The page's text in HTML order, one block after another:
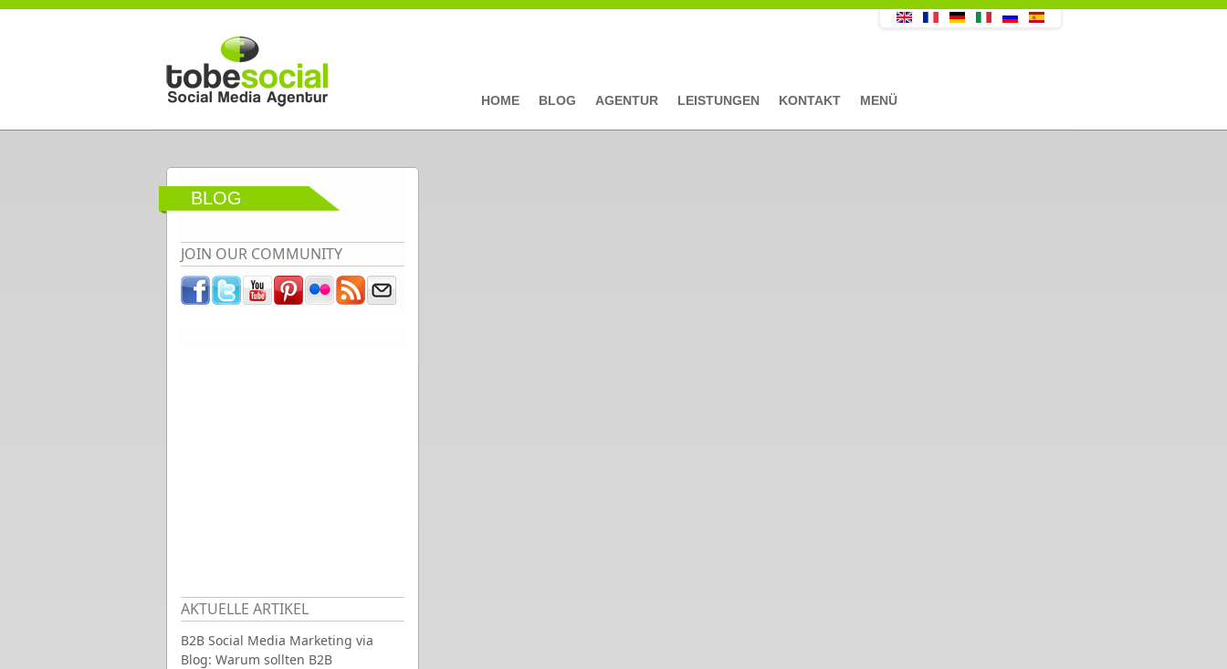
Direkt zum Inhalt
HOME BLOG AGENTUR LEISTUNGEN KONTAKT MENÜ
BLOG
JOIN OUR COMMUNITY
AKTUELLE ARTIKEL
B2B Social Media Marketing via
Blog: Warum sollten B2B